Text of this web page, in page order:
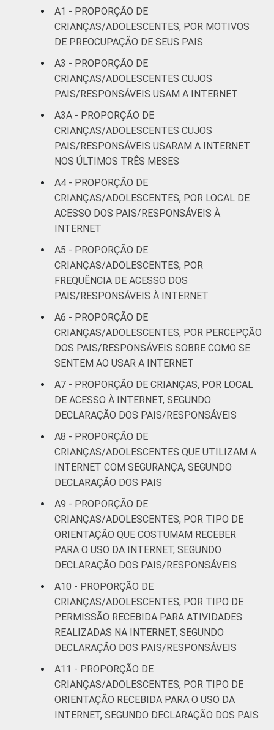
ADOLESCENTE
De 11 a 12
anos
anos
De 15 a 17
anos
RENDA
FAMILIAR
Até 1 SM 80
SM até 2 SM
Mais de 2
Mais de 3
SM
SOCIAL
C 93 28
DE
¹Base: 1 162 usuários de Internet de 9 a 17
anos cujos pais/responsáveis usaram a
Internet nos últimos três meses. Respostas
estimuladas. Cada item apresentado se
refere apenas aos resultados da alternativa
"sim". Dados coletados entre setembro de
2013 e janeiro de 2014.
Fonte: NIC.br - set/2013 a jan/2014
A1 - PROPORÇÃO DE
CRIANÇAS/ADOLESCENTES, POR MOTIVOS
DE PREOCUPAÇÃO DE SEUS PAIS
A3 - PROPORÇÃO DE
CRIANÇAS/ADOLESCENTES CUJOS
PAIS/RESPONSÁVEIS USAM A INTERNET
A3A - PROPORÇÃO DE
CRIANÇAS/ADOLESCENTES CUJOS
PAIS/RESPONSÁVEIS USARAM A INTERNET
NOS ÚLTIMOS TRÊS MESES
A4 - PROPORÇÃO DE
CRIANÇAS/ADOLESCENTES, POR LOCAL DE
ACESSO DOS PAIS/RESPONSÁVEIS À
INTERNET
A5 - PROPORÇÃO DE
CRIANÇAS/ADOLESCENTES, POR
FREQUÊNCIA DE ACESSO DOS
PAIS/RESPONSÁVEIS À INTERNET
A6 - PROPORÇÃO DE
CRIANÇAS/ADOLESCENTES, POR PERCEPÇÃO
DOS PAIS/RESPONSÁVEIS SOBRE COMO SE
SENTEM AO USAR A INTERNET
A7 - PROPORÇÃO DE CRIANÇAS, POR LOCAL
DE ACESSO À INTERNET, SEGUNDO
DECLARAÇÃO DOS PAIS/RESPONSÁVEIS
A8 - PROPORÇÃO DE
CRIANÇAS/ADOLESCENTES QUE UTILIZAM A
INTERNET COM SEGURANÇA, SEGUNDO
DECLARAÇÃO DOS PAIS
A9 - PROPORÇÃO DE
CRIANÇAS/ADOLESCENTES, POR TIPO DE
ORIENTAÇÃO QUE COSTUMAM RECEBER
PARA O USO DA INTERNET, SEGUNDO
DECLARAÇÃO DOS PAIS/RESPONSÁVEIS
A10 - PROPORÇÃO DE
CRIANÇAS/ADOLESCENTES, POR TIPO DE
PERMISSÃO RECEBIDA PARA ATIVIDADES
REALIZADAS NA INTERNET, SEGUNDO
DECLARAÇÃO DOS PAIS/RESPONSÁVEIS
A11 - PROPORÇÃO DE
CRIANÇAS/ADOLESCENTES, POR TIPO DE
ORIENTAÇÃO RECEBIDA PARA O USO DA
INTERNET, SEGUNDO DECLARAÇÃO DOS PAIS